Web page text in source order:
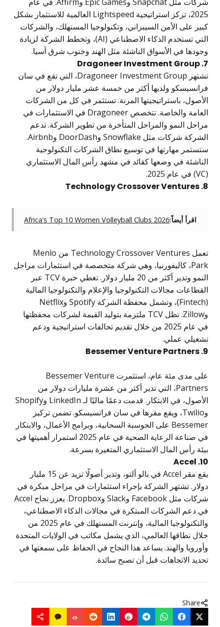
2025، تركز استراتيجية Lightspeed العالمية للاستثمار بشكل
الأمن السيبراني، وتكنولوجيا المستهلك، والشركات
التي تستخدم الذكاء الاصطناعي (AI)، وتخطط الشركة لزيادة
في الأسواق الناشئة مثل الهند وجنوب شرق آسيا.
تشتهر Dragoneer Investment Group، التي تقع في سان
ولديها أكثر من خمسة عشر مليار دولار من
باستراتيجيتها المرنة. تستثمر في كل من الشركات
العامة والخاصة. تتخصص Dragoneer في الاستثمارات في
النمو والمراحل المتأخرة من تطوير الشركة. تدعم
الشركة شركات مثل Snowflake وDoorDash وAirbnb.
مهارتها في توسيع نطاق الشركات التكنولوجية
في وضعها كقائد في مشهد رأس المال الاستثماري
أيضاً:Africa's Top 10 Women Volleyball Clubs 2026
تعمل Technology Crossover Ventures من Menlo
Park، كاليفورنيا، وهي شركة متخصصة في استثمارات مراحل
النمو وتدير أكثر من 20 مليار دولار. تغطي خبرة TCV عبر
مجالات التكنولوجيا والإعلام والتكنولوجيا المالية
(Fintech)، وتشمل محفظة الشركة Spotify وNetflix
وZillow. تظل TCV ملتزمة بتوليد القيمة لشركات محفظتها
في عام 2025 من خلال تقديم تحالفات استراتيجية ودعم
عملي.
على مدى مئة عام، استثمرت Bessemer Venture
Partners، التي تدير أكثر من عشرة مليارات دولار من
الأصول، في الابتكار. قدمت دعمًا ماليًا لـ LinkedIn وShopify
وTwilio، ويقع مقرها في سان فرانسيسكو. تضمن تركيز
Bessemer على الحوسبة السحابية، وبرامج الأعمال، والابتكار
في صناعة الرعاية الصحية في عام 2025 استمرار أهميتها في
المال الاستثماري المتغيرة بسرعة.
يقع مقر Accel في بالو ألتو، وتدير أصولًا تزيد عن 15 مليار
تشتهر الشركة بإجراء استثمارات في مراحل مبكرة في
شركات مثل Facebook وSlack وDropbox. يعزز نجاح Accel
الشركات المبتكرة في مجالات الذكاء الاصطناعي،
والتكنولوجيا المالية، وإنترنت المستهلك في عام 2025 من
العالمي، الذي يشمل مكاتب في الولايات المتحدة
والهند. يساعد هذا النجاح في الحفاظ على سمعتها في
الاتجاهات قبل أن تصبح سائدة.